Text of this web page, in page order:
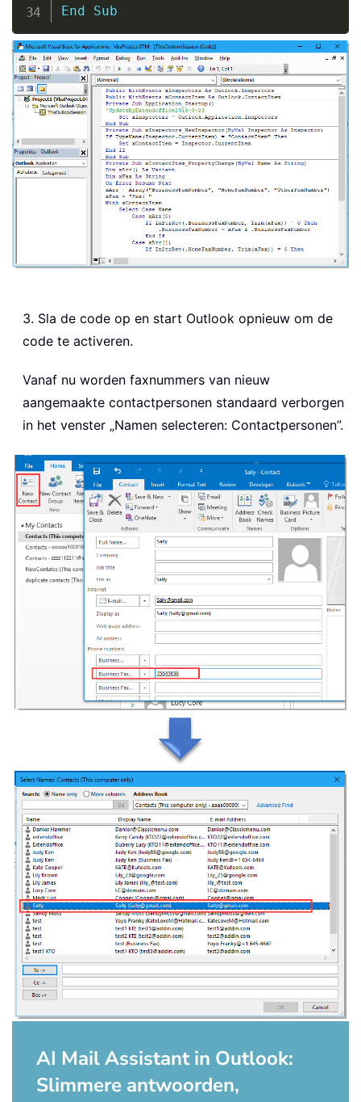
End
Sub
3. Sla de code op en start Outlook opnieuw om de
code te activeren.
Vanaf nu worden faxnummers van nieuw
aangemaakte contactpersonen standaard verborgen
in het venster „Namen selecteren: Contactpersonen”.
AI Mail Assistant in Outlook:
Slimmere antwoorden,